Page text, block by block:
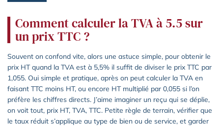
Comment calculer la TVA à 5.5 sur
un prix TTC ?
Souvent on confond vite, alors une astuce simple, pour obtenir le
prix HT quand la TVA est à 5,5% il suffit de diviser le prix TTC par
1,055. Oui simple et pratique, après on peut calculer la TVA en
faisant TTC moins HT, ou encore HT multiplié par 0,055 si l’on
préfère les chiffres directs. J’aime imaginer un reçu qui se déplie,
on voit tout, prix HT, TVA, TTC. Petite règle de terrain, vérifier que
le taux réduit s’applique au type de bien ou de service, et garder